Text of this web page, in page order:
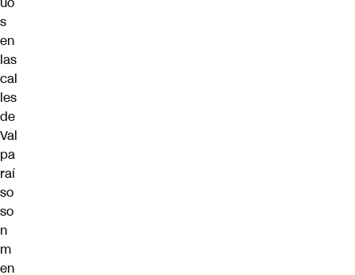
s
en
las
cal
les
de
Val
pa
raí
so
so
n
m
en